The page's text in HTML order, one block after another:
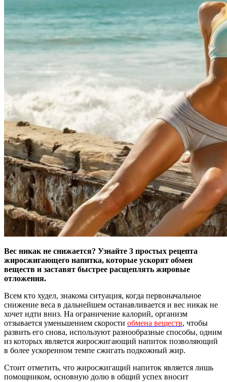
Вес никак не снижается? Узнайте 3 простых рецепта
жиросжигающего напитка, которые ускорят обмен
веществ и заставят быстрее расщеплять жировые
отложения.
Всем кто худел, знакома ситуация, когда первоначальное
снижение веса в дальнейшем останавливается и вес никак не
хочет идти вниз. На ограничение калорий, организм
отзывается уменьшением скорости обмена веществ, чтобы
развить его снова, используют разнообразные способы, одним
из которых является жиросжигающий напиток позволяющий
в более ускоренном темпе сжигать подкожный жир.
Стоит отметить, что жиросжигащий напиток является лишь
помощником, основную долю в общий успех вносит